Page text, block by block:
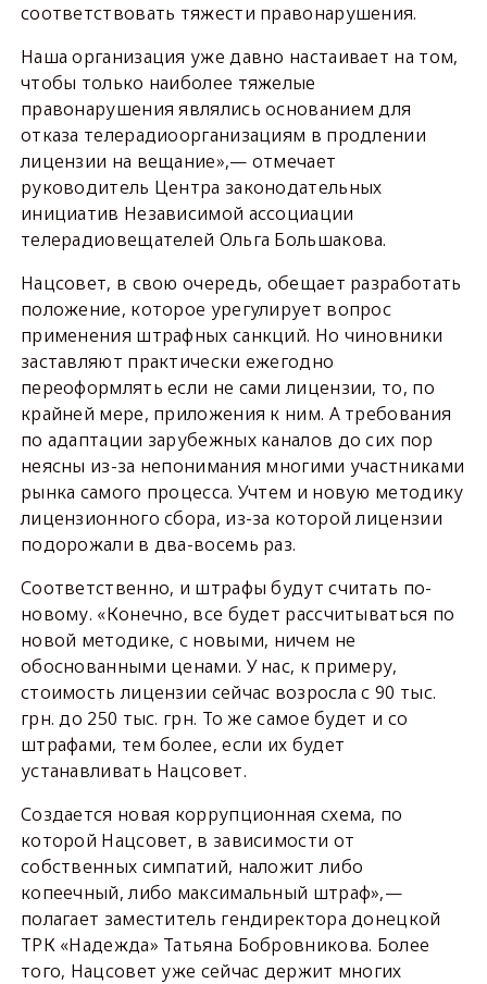
соответствовать тяжести правонарушения.
Наша организация уже давно настаивает на том,
чтобы только наиболее тяжелые
правонарушения являлись основанием для
отказа телерадиоорганизациям в продлении
лицензии на вещание»,— отмечает
руководитель Центра законодательных
инициатив Независимой ассоциации
телерадиовещателей Ольга Большакова.
Нацсовет, в свою очередь, обещает разработать
положение, которое урегулирует вопрос
применения штрафных санкций. Но чиновники
заставляют практически ежегодно
переоформлять если не сами лицензии, то, по
крайней мере, приложения к ним. А требования
по адаптации зарубежных каналов до сих пор
неясны из-за непонимания многими участниками
рынка самого процесса. Учтем и новую методику
лицензионного сбора, из-за которой лицензии
подорожали в два-восемь раз.
Соответственно, и штрафы будут считать по-
новому. «Конечно, все будет рассчитываться по
новой методике, с новыми, ничем не
обоснованными ценами. У нас, к примеру,
стоимость лицензии сейчас возросла с 90 тыс.
грн. до 250 тыс. грн. То же самое будет и со
штрафами, тем более, если их будет
устанавливать Нацсовет.
Создается новая коррупционная схема, по
которой Нацсовет, в зависимости от
собственных симпатий, наложит либо
копеечный, либо максимальный штраф»,—
полагает заместитель гендиректора донецкой
ТРК «Надежда» Татьяна Бобровникова. Более
того, Нацсовет уже сейчас держит многих